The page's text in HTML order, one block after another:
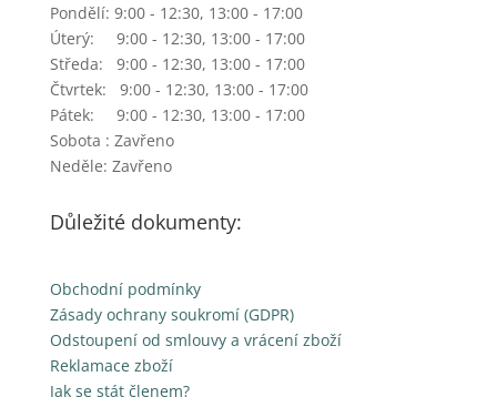
Pondělí: 9:00 - 12:30, 13:00 - 17:00
Úterý: 9:00 - 12:30, 13:00 - 17:00
Středa: 9:00 - 12:30, 13:00 - 17:00
Čtvrtek: 9:00 - 12:30, 13:00 - 17:00
Pátek: 9:00 - 12:30, 13:00 - 17:00
Sobota : Zavřeno
Neděle: Zavřeno
Důležité dokumenty:
Obchodní podmínky
Zásady ochrany soukromí (GDPR)
Odstoupení od smlouvy a vrácení zboží
Reklamace zboží
Jak se stát členem?